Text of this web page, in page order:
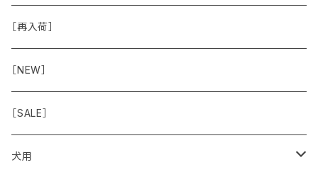
おめめ
ちょこっとシリーズ
◾️躾トレーニングに
◾️長く楽しむ用
◾️特別なご褒美/嗜好性高
おなか
臓-肝腎心膵
免疫力・健康維持
こころ・脳
ドライ
お散歩用品
オーナー雑貨
［再入荷］
［NEW］
［SALE］
犬用